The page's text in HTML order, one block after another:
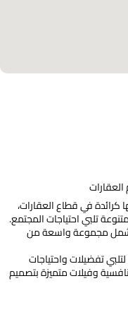
كرائدة في قطاع العقارات،
تلبي احتياجات المجتمع.
تشمل مجموعة واسعة من
تفضيلات واحتياجات
وفيلات متميزة بتصميم